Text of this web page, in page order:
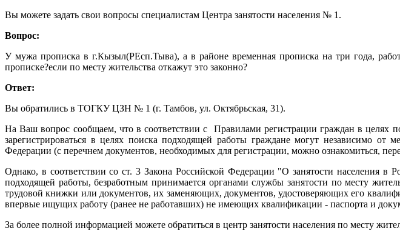
Вы можете задать свои вопросы специалистам Центра занятости населения № 1.
Вопрос:
У мужа прописка в г.Кызыл(РЕсп.Тыва), а в районе временная прописка на три года,
прописке?если по месту жительства откажут это законно?
Ответ:
Вы обратились в ТОГКУ ЦЗН № 1 (г. Тамбов, ул. Октябрьская, 31).
На Ваш вопрос сообщаем, что в соответствии с Правилами регистрации граждан в целях
зарегистрироваться в целях поиска подходящей работы граждане могут независимо
Федерации (с перечнем документов, необходимых для регистрации, можно ознакомиться,
Однако, в соответствии со ст. 3 Закона Российской Федерации "О занятости населения
подходящей работы, безработным принимается органами службы занятости по месту
трудовой книжки или документов, их заменяющих, документов, удостоверяющих его
впервые ищущих работу (ранее не работавших) не имеющих квалификации - паспорта и
За более полной информацией можете обратиться в центр занятости населения по месту